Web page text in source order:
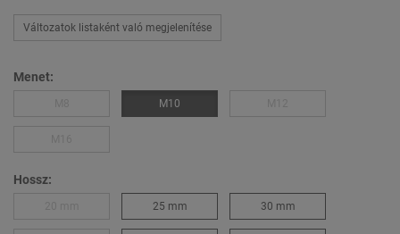
Változatok listaként való megjelenítése
Menet:
M10
Hossz:
25 mm 30 mm